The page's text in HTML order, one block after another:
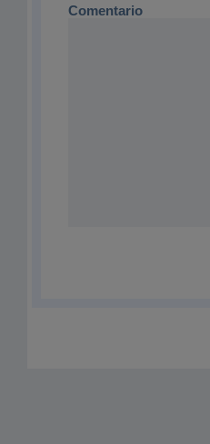
Comentario